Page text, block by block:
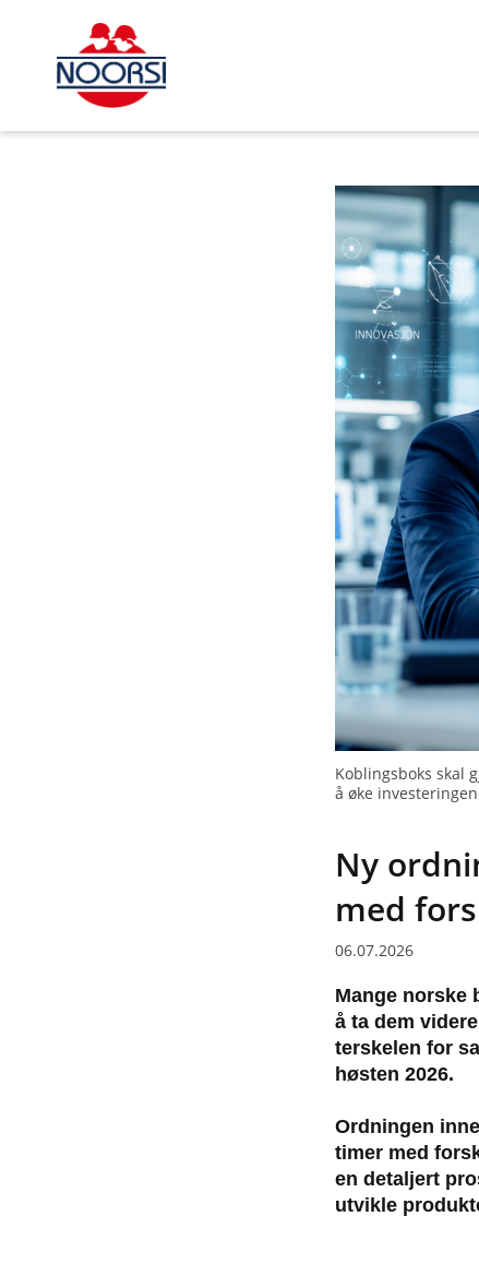
Koblingsboks skal
å øke
Ny
med
06.07.2026
Mange norske
å ta dem
terskelen for
høsten 2026.
Ordningen
timer med
en detaljert
utvikle